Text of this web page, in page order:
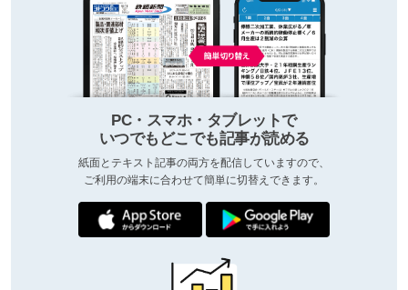
PC・スマホ・タブレットで
いつでもどこでも記事が読める
紙面とテキスト記事の両方を配信していますので、
ご利用の端末に合わせて簡単に切替えできます。